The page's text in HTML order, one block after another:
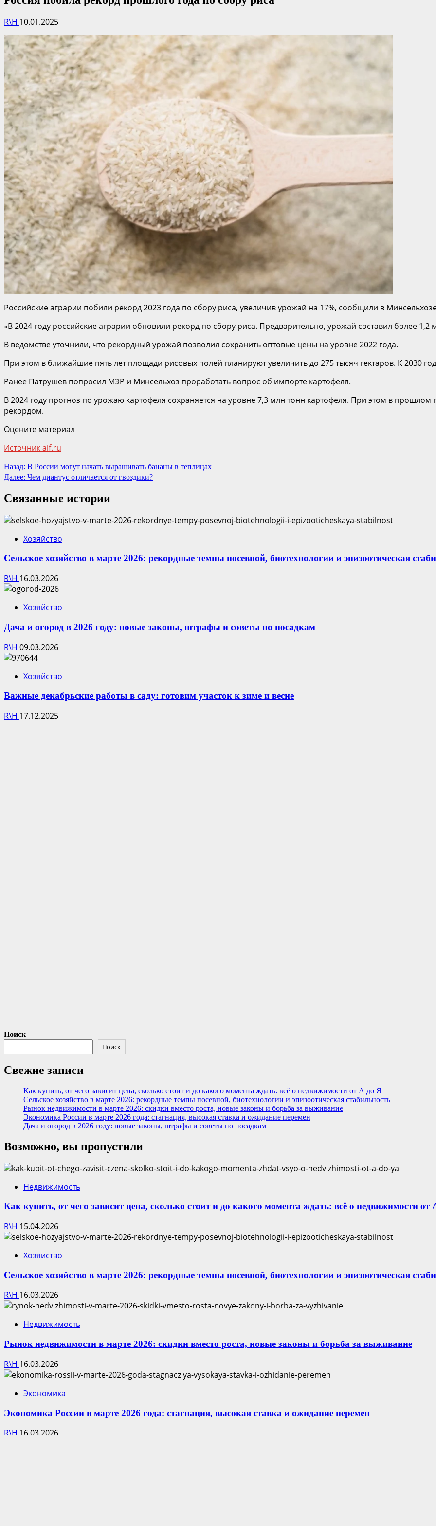
R\H 10.01.2025
Российские аграрии побили рекорд 2023 года по сбору риса, увеличив урожай на 17%, сообщили в
«В 2024 году российские аграрии обновили рекорд по сбору риса. Предварительно, урожай составил более
В ведомстве уточнили, что рекордный урожай позволил сохранить оптовые цены на уровне 2022 года.
При этом в ближайшие пять лет площади рисовых полей планируют увеличить до 275 тысяч гектаров. К 2030
Ранее Патрушев попросил МЭР и Минсельхоз проработать вопрос об импорте картофеля.
В 2024 году прогноз по урожаю картофеля сохраняется на уровне 7,3 млн тонн картофеля. При этом в
рекордом.
Оцените материал
Источник aif.ru
Продолжить
чтение
Назад: В России могут начать выращивать бананы в теплицах
Далее: Чем диантус отличается от гвоздики?
Связанные истории
Хозяйство
Сельское хозяйство в марте 2026: рекордные темпы посевной, биотехнологии и эпизоотическая
R\H 16.03.2026
Хозяйство
Дача и огород в 2026 году: новые законы, штрафы и советы по посадкам
R\H 09.03.2026
Хозяйство
Важные декабрьские работы в саду: готовим участок к зиме и весне
R\H 17.12.2025
Поиск
Поиск
Свежие записи
Как купить, от чего зависит цена, сколько стоит и до какого момента ждать: всё о недвижимости от А до Я
Сельское хозяйство в марте 2026: рекордные темпы посевной, биотехнологии и эпизоотическая стабильность
Рынок недвижимости в марте 2026: скидки вместо роста, новые законы и борьба за выживание
Экономика России в марте 2026 года: стагнация, высокая ставка и ожидание перемен
Дача и огород в 2026 году: новые законы, штрафы и советы по посадкам
Возможно, вы пропустили
Недвижимость
Как купить, от чего зависит цена, сколько стоит и до какого момента ждать: всё о недвижимости от
R\H 15.04.2026
Хозяйство
Сельское хозяйство в марте 2026: рекордные темпы посевной, биотехнологии и эпизоотическая
R\H 16.03.2026
Недвижимость
Рынок недвижимости в марте 2026: скидки вместо роста, новые законы и борьба за выживание
R\H 16.03.2026
Экономика
Экономика России в марте 2026 года: стагнация, высокая ставка и ожидание перемен
R\H 16.03.2026